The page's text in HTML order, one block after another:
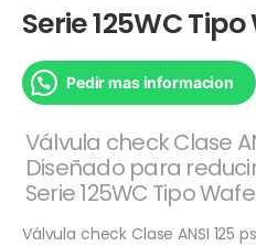
Serie 125WC
Pedir mas informacion
Válvula check Clase
Diseñado para
Serie 125WC Tipo
Válvula check Clase ANSI 125